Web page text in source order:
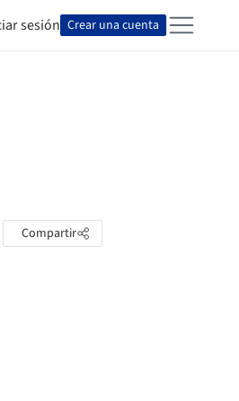
sesión Crear una cuenta
Compartir